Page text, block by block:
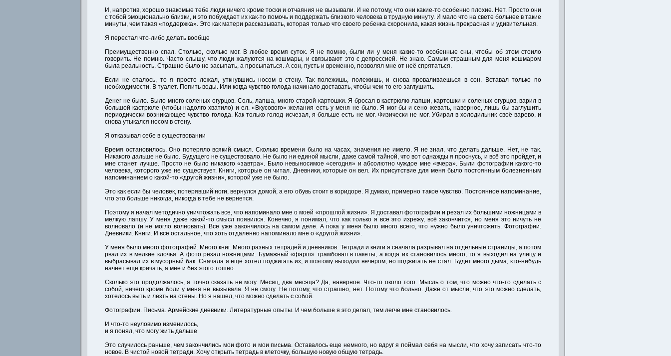
И, напротив, хорошо знакомые тебе люди ничего кроме тоски и отчаяния не вызывали. И не потому, что они какие-то особенно плохие. Нет. Просто они
с тобой эмоционально близки, и это побуждает их как-то помочь и поддержать близкого человека в трудную минуту. И мало что на свете больнее в такие
минуты, чем такая «поддержка». Это как матери рассказывать, которая только что своего ребенка схоронила, какая жизнь прекрасная и удивительная.
Я перестал что-либо делать вообще
Преимущественно спал. Столько, сколько мог. В любое время суток. Я не помню, были ли у меня какие-то особенные сны, чтобы об этом стоило
говорить. Не помню. Часто слышу, что люди жалуются на кошмары, и связывают это с депрессией. Не знаю. Самым страшным для меня кошмаром
была реальность. Страшно было не засыпать, а просыпаться. А сон, пусть и временно, позволял мне от неё спрятаться.
Если не спалось, то я просто лежал, уткнувшись носом в стену. Так полежишь, полежишь, и снова проваливаешься в сон. Вставал только по
необходимости. В туалет. Попить воды. Или когда чувство голода начинало доставать, чтобы чем-то его заглушить.
Денег не было. Было много соленых огурцов. Соль, лапша, много старой картошки. Я бросал в кастрюлю лапши, картошки и соленых огурцов, варил в
большой кастрюле (чтобы надолго хватило) и ел. «Вкусового» желания есть у меня не было. Я мог бы и сено жевать, наверное, лишь бы заглушить
периодически возникающее чувство голода. Как только голод исчезал, я больше есть не мог. Физически не мог. Убирал в холодильник своё варево, и
снова утыкался носом в стену.
Я отказывал себе в существовании
Время остановилось. Оно потеряло всякий смысл. Сколько времени было на часах, значения не имело. Я не знал, что делать дальше. Нет, не так.
Никакого дальше не было. Будущего не существовало. Не было ни единой мысли, даже самой тайной, что вот однажды я проснусь, и всё это пройдет, и
мне станет лучше. Просто не было никакого «завтра». Было невыносимое «сегодня» и абсолютно чуждое мне «вчера». Были фотографии какого-то
человека, которого уже не существует. Книги, которые он читал. Дневники, которые он вел. Их присутствие для меня было постоянным болезненным
напоминанием о какой-то «другой жизни», которой уже не было.
Это как если бы человек, потерявший ноги, вернулся домой, а его обувь стоит в коридоре. Я думаю, примерно такое чувство. Постоянное напоминание,
что это больше никогда, никогда в тебе не вернется.
Поэтому я начал методично уничтожать все, что напоминало мне о моей «прошлой жизни». Я доставал фотографии и резал их большими ножницами в
мелкую лапшу. У меня даже какой-то смысл появился. Конечно, я понимал, что как только я все это изрежу, всё закончится, но меня это ничуть не
волновало (и не могло волновать). Все уже закончилось на самом деле. А пока у меня было много всего, что нужно было уничтожить. Фотографии.
Дневники. Книги. И всё остальное, что хоть отдаленно напоминало мне о «другой жизни».
У меня было много фотографий. Много книг. Много разных тетрадей и дневников. Тетради и книги я сначала разрывал на отдельные страницы, а потом
рвал их в мелкие клочья. А фото резал ножницами. Бумажный «фарш» трамбовал в пакеты, а когда их становилось много, то я выходил на улицу и
выбрасывал их в мусорный бак. Сначала я ещё хотел поджигать их, и поэтому выходил вечером, но поджигать не стал. Будет много дыма, кто-нибудь
начнет ещё кричать, а мне и без этого тошно.
Сколько это продолжалось, я точно сказать не могу. Месяц, два месяца? Да, наверное. Что-то около того. Мысль о том, что можно что-то сделать с
собой, ничего кроме боли у меня не вызывала. Я не смогу. Не потому, что страшно, нет. Потому что больно. Даже от мысли, что это можно сделать,
хотелось выть и лезть на стены. Но я нашел, что можно сделать с собой.
Фотографии. Письма. Армейские дневники. Литературные опыты. И чем больше я это делал, тем легче мне становилось.
И что-то неуловимо изменилось,
и я понял, что могу жить дальше
Это случилось раньше, чем закончились мои фото и мои письма. Оставалось еще немного, но вдруг я поймал себя на мысли, что хочу записать что-то
новое. В чистой новой тетради. Хочу открыть тетрадь в клеточку, большую новую общую тетрадь.